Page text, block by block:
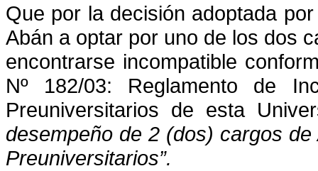
Que por la decisión adoptada
Abán a optar por uno de los dos
encontrarse incompatible
Nº 182/03: Reglamento de
Preuniversitarios de esta
desempeño de 2 (dos) cargos
Preuniversitarios”.